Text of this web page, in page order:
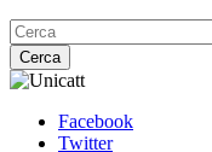
Cerca
Facebook
Twitter